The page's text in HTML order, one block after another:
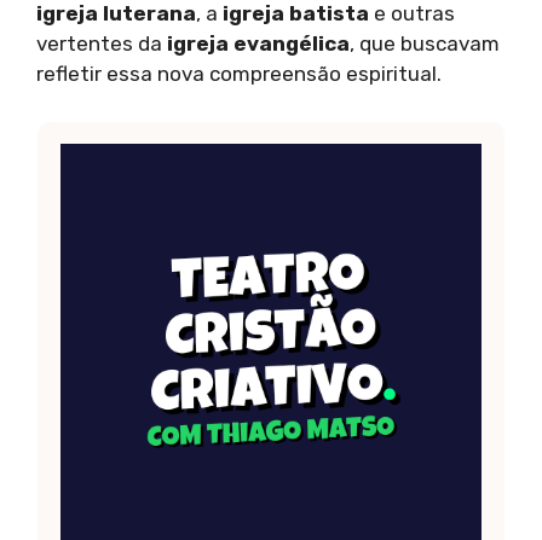
igreja luterana, a igreja batista e outras
vertentes da igreja evangélica, que buscavam
refletir essa nova compreensão espiritual.